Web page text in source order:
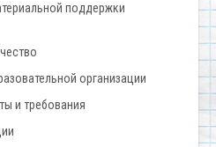
поддержки
организации
и требования